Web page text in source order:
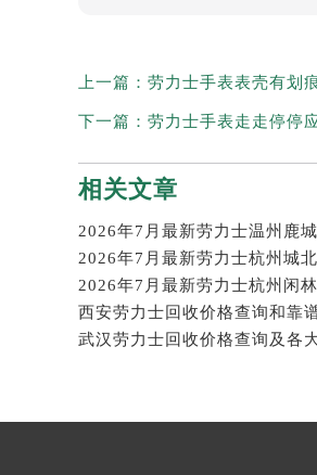
上一篇： 劳力士手表表壳有划
下一篇： 劳力士手表走走停停
相关文章
2026年7月最新劳力士杭州城
2026年7月最新劳力士杭州闲